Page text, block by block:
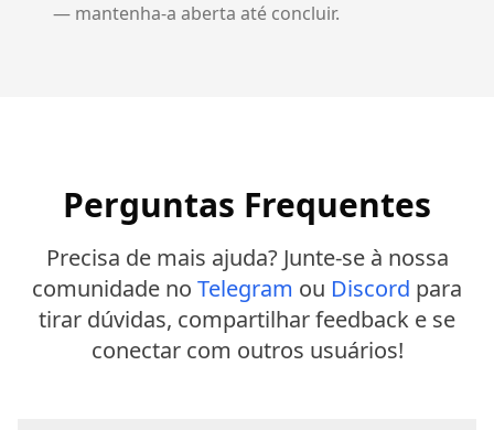
— mantenha-a aberta até concluir.
Perguntas Frequentes
Precisa de mais ajuda? Junte-se à nossa
comunidade no Telegram ou Discord para
tirar dúvidas, compartilhar feedback e se
conectar com outros usuários!